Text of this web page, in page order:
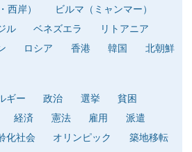
西岸）
ビルマ（ミャンマー）
ル ベネズエラ
リトアニア
ロシア 香港 韓国 北朝鮮
ギー 政治 選挙
貧困
経済 憲法 雇用
派遣
化社会 オリンピック 築地移転